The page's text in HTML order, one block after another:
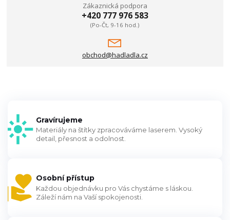
Zákaznická podpora
+420 777 976 583
(Po-Čt, 9-16 hod.)
obchod@hadladla.cz
Gravírujeme
Materiály na štítky zpracováváme laserem. Vysoký
detail, přesnost a odolnost.
Osobní přístup
Každou objednávku pro Vás chystáme s láskou.
Záleží nám na Vaší spokojenosti.